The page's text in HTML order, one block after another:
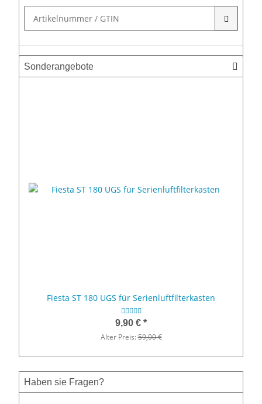
Sonderangebote
Fiesta ST 180 UGS für Serienluftfilterkasten
9,90 € *
Alter Preis:59,00 €
Haben sie Fragen?